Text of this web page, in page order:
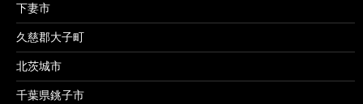
下妻市
久慈郡大子町
北茨城市
千葉県銚子市